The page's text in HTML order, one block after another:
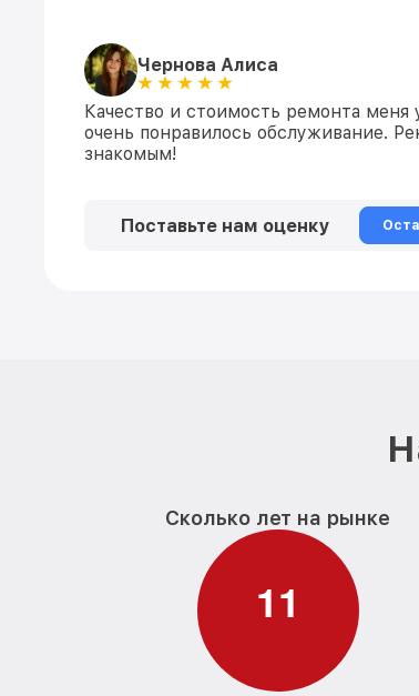
Чернова Алиса
Качество и стоимость ремонта
очень понравилось обслуживание.
знакомым!
Поставьте нам оценку
Сколько лет на рынке
11